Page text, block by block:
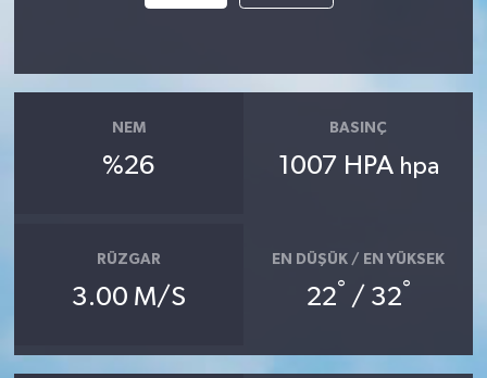
NEM
%26
BASINÇ
1007 HPA hpa
RÜZGAR
3.00 M/S
EN DÜŞÜK / EN YÜKSEK
22° / 32°